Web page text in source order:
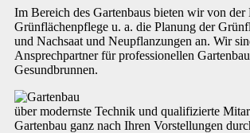
Im Bereich des Gartenbaus bieten wir von der
Grünflächenpflege u. a. die Planung der
und Nachsaat und Neupflanzungen an. Wir
Ansprechpartner für professionellen
Gesundbrunnen.
über modernste Technik und qualifizierte
Gartenbau ganz nach Ihren Vorstellungen